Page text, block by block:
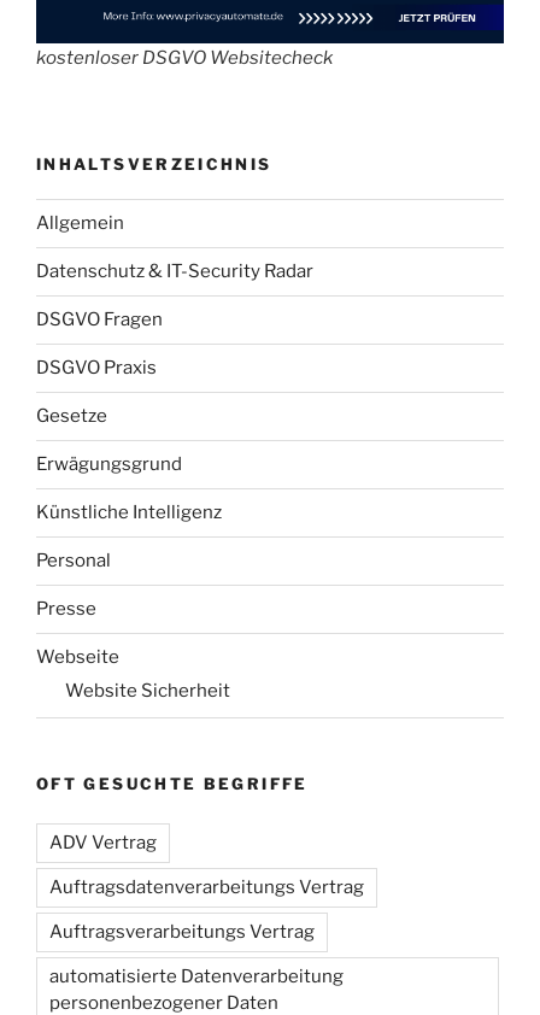
kostenloser DSGVO Websitecheck
INHALTSVERZEICHNIS
Allgemein
Datenschutz & IT-Security Radar
DSGVO Fragen
DSGVO Praxis
Gesetze
Erwägungsgrund
Künstliche Intelligenz
Personal
Presse
Webseite
Website Sicherheit
OFT GESUCHTE BEGRIFFE
ADV Vertrag
Auftragsdatenverarbeitungs Vertrag
Auftragsverarbeitungs Vertrag
automatisierte Datenverarbeitung
personenbezogener Daten